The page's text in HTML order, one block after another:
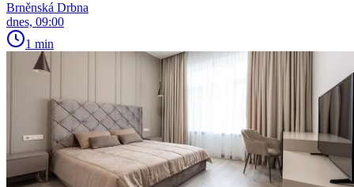
Brněnská Drbna
dnes, 09:00
1 min